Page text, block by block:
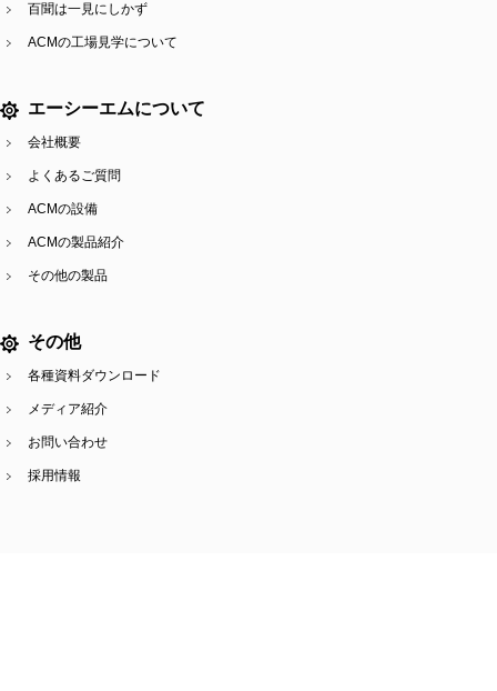
百聞は一見にしかず
ACMの工場見学について
エーシーエムについて
会社概要
よくあるご質問
ACMの設備
ACMの製品紹介
その他の製品
その他
各種資料ダウンロード
メディア紹介
お問い合わせ
採用情報